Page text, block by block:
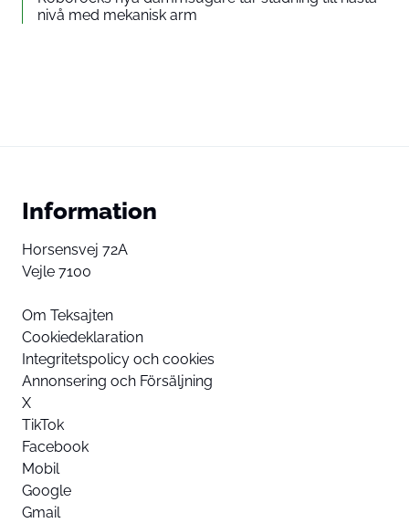
nivå med mekanisk arm
Information
Horsensvej 72A
Vejle 7100
Om Teksajten
Cookiedeklaration
Integritetspolicy och cookies
Annonsering och Försäljning
X
TikTok
Facebook
Mobil
Google
Gmail